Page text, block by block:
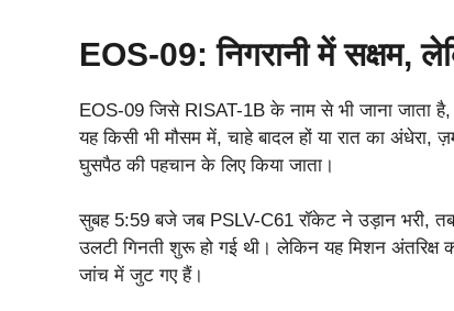
EOS-09: निगरानी में सक्षम,
EOS-09 जिसे RISAT-1B के नाम से भी जाना जाता
यह किसी भी मौसम में, चाहे बादल हों या रात का अंधेरा,
घुसपैठ की पहचान के लिए किया जाता।
सुबह 5:59 बजे जब PSLV-C61 रॉकेट ने उड़ान भरी, तब
उलटी गिनती शुरू हो गई थी। लेकिन यह मिशन
जांच में जुट गए हैं।